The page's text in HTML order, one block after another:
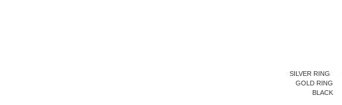
SILVER RING
GOLD RING
BLACK